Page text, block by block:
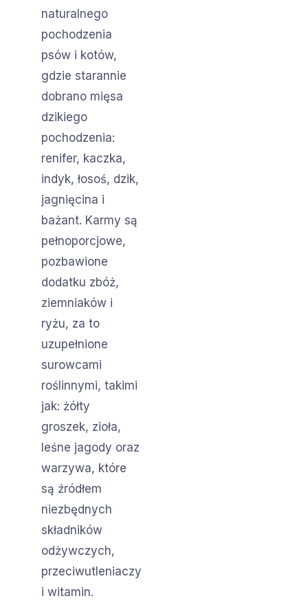
naturalnego
pochodzenia
psów i kotów,
gdzie starannie
dobrano mięsa
dzikiego
pochodzenia:
renifer, kaczka,
indyk, łosoś, dzik,
jagnięcina i
bażant. Karmy są
pełnoporcjowe,
pozbawione
dodatku zbóż,
ziemniaków i
ryżu, za to
uzupełnione
surowcami
roślinnymi, takimi
jak: żółty
groszek, zioła,
leśne jagody oraz
warzywa, które
są źródłem
niezbędnych
składników
odżywczych,
przeciwutleniaczy
i witamin.